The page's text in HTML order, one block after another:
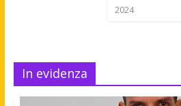
2024
In evidenza